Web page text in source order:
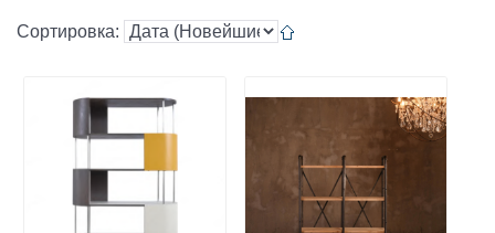
Сортировка: